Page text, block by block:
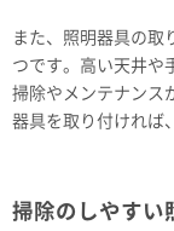
また、照明器具の取
つです。高い天井や
掃除やメンテナンス
器具を取り付ければ
掃除のしやすい